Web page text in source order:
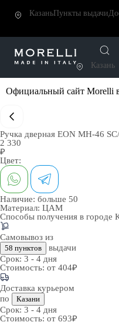
КазаньПункты выдачи
Казань
Официальный сайт Morelli
Ручка дверная EON MH-46
2 330
₽
Цвет:
Наличие: больше 50
Материал: ЦАМ
Способы получения в городе
Самовывоз из
58 пунктов
выдачи
Срок: 3 - 4 дня
Стоимость: от 404₽
Доставка курьером
по
Казани
Срок: 3 - 4 дня
Стоимость: от 693₽